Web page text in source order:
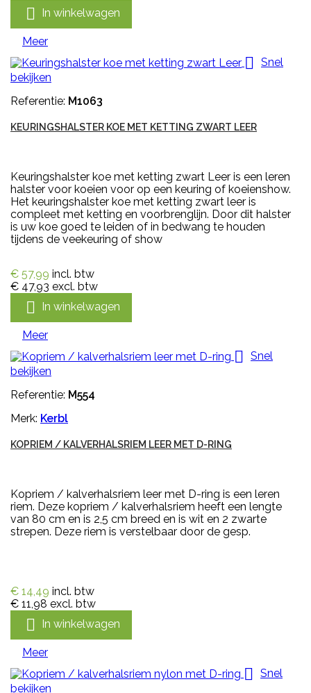
 In winkelwagen
Meer
 Snel
bekijken
Referentie: M1063
KEURINGSHALSTER KOE MET KETTING ZWART LEER
Keuringshalster koe met ketting zwart Leer is een leren
halster voor koeien voor op een keuring of koeienshow.
Het keuringshalster koe met ketting zwart leer is
compleet met ketting en voorbrenglijn. Door dit halster
is uw koe goed te leiden of in bedwang te houden
tijdens de veekeuring of show
€ 57,99 incl. btw
€ 47,93 excl. btw
 In winkelwagen
Meer
 Snel
bekijken
Referentie: M554
Merk: Kerbl
KOPRIEM / KALVERHALSRIEM LEER MET D-RING
Kopriem / kalverhalsriem leer met D-ring is een leren
riem. Deze kopriem / kalverhalsriem heeft een lengte
van 80 cm en is 2,5 cm breed en is wit en 2 zwarte
strepen. Deze riem is verstelbaar door de gesp.
€ 14,49 incl. btw
€ 11,98 excl. btw
 In winkelwagen
Meer
 Snel
bekijken